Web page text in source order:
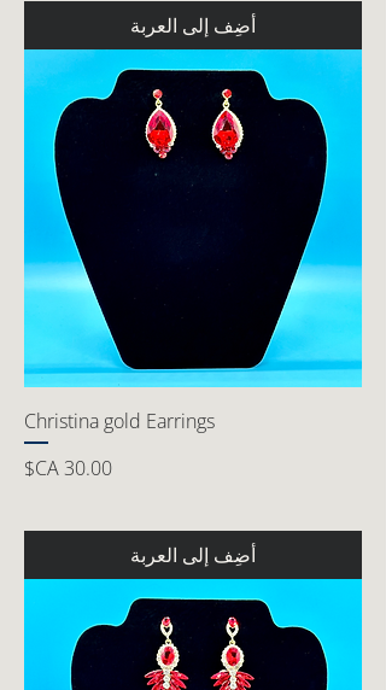
أضِف إلى العربة
Christina gold Earrings
السعر
أضِف إلى العربة